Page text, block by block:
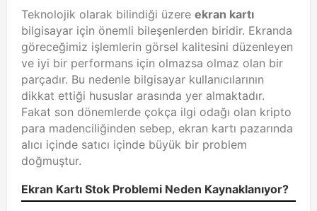
Teknolojik olarak bilindiği üzere ekran kartı
bilgisayar için önemli bileşenlerden biridir. Ekranda
göreceğimiz işlemlerin görsel kalitesini düzenleyen
ve iyi bir performans için olmazsa olmaz olan bir
parçadır. Bu nedenle bilgisayar kullanıcılarının
dikkat ettiği hususlar arasında yer almaktadır.
Fakat son dönemlerde çokça ilgi odağı olan kripto
para madenciliğinden sebep, ekran kartı pazarında
alıcı içinde satıcı içinde büyük bir problem
doğmuştur.
Ekran Kartı Stok Problemi Neden Kaynaklanıyor?